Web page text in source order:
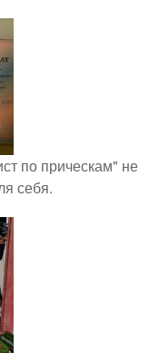
по прическам" не
себя.